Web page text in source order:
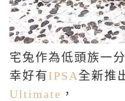
宅兔作為低頭族一
幸好有IPSA全新推
Ultimate ，